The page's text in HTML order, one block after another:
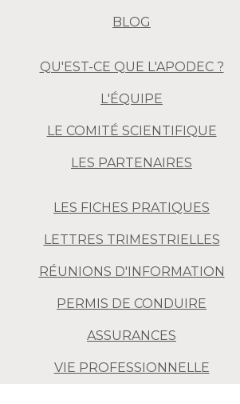
BLOG
QU'EST-CE QUE L'APODEC ?
L'ÉQUIPE
LE COMITÉ SCIENTIFIQUE
LES PARTENAIRES
LES FICHES PRATIQUES
LETTRES TRIMESTRIELLES
RÉUNIONS D'INFORMATION
PERMIS DE CONDUIRE
ASSURANCES
VIE PROFESSIONNELLE